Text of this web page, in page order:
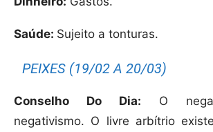
Saúde: Sujeito a tonturas.
PEIXES (19/02 A 20/03)
Conselho Do Dia: O
negativismo. O livre arbítrio